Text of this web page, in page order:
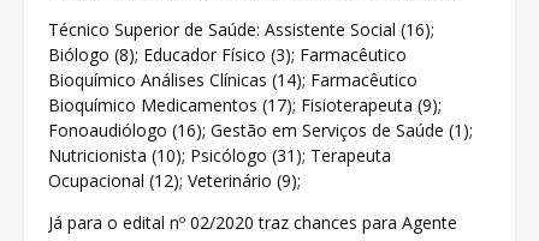
Técnico Superior de Saúde: Assistente Social (16);
Biólogo (8); Educador Físico (3); Farmacêutico
Bioquímico Análises Clínicas (14); Farmacêutico
Bioquímico Medicamentos (17); Fisioterapeuta (9);
Fonoaudiólogo (16); Gestão em Serviços de Saúde (1);
Nutricionista (10); Psicólogo (31); Terapeuta
Ocupacional (12); Veterinário (9);
Já para o edital nº 02/2020 traz chances para Agente